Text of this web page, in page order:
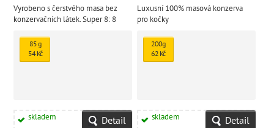
Vyrobeno s čerstvého masa bez
konzervačních látek. Super 8: 8
druhů koření. Bez obilovin, brambor
a lepku.
85 g
54 Kč
skladem Detail
Luxusní 100% masová konzerva
pro kočky
200g
62 Kč
skladem Detail